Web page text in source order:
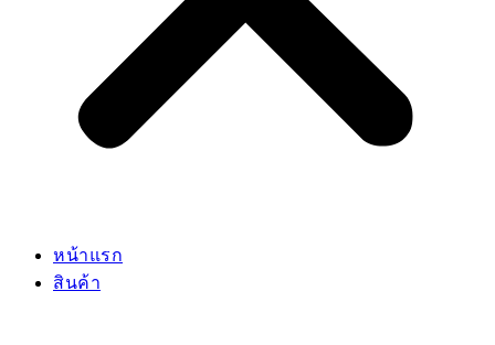
หน้าแรก
สินค้า